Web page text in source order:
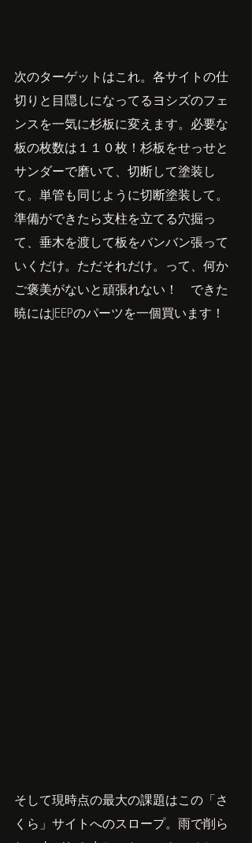
次のターゲットはこれ。各サイトの仕
切りと目隠しになってるヨシズのフェ
ンスを一気に杉板に変えます。必要な
板の枚数は１１０枚！杉板をせっせと
サンダーで磨いて、切断して塗装し
て。単管も同じように切断塗装して。
準備ができたら支柱を立てる穴掘っ
て、垂木を渡して板をバンバン張って
いくだけ。ただそれだけ。って、何か
ご褒美がないと頑張れない！　できた
暁にはJEEPのパーツを一個買います！
そして現時点の最大の課題はこの「さ
くら」サイトへのスロープ。雨で削ら